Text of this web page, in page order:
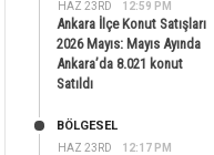
HAZ 23RD 12:59 PM
Ankara İlçe Konut Satışları
2026 Mayıs: Mayıs Ayında
Ankara’da 8.021 konut
Satıldı
HAZ 23RD 12:17 PM
BÖLGESEL